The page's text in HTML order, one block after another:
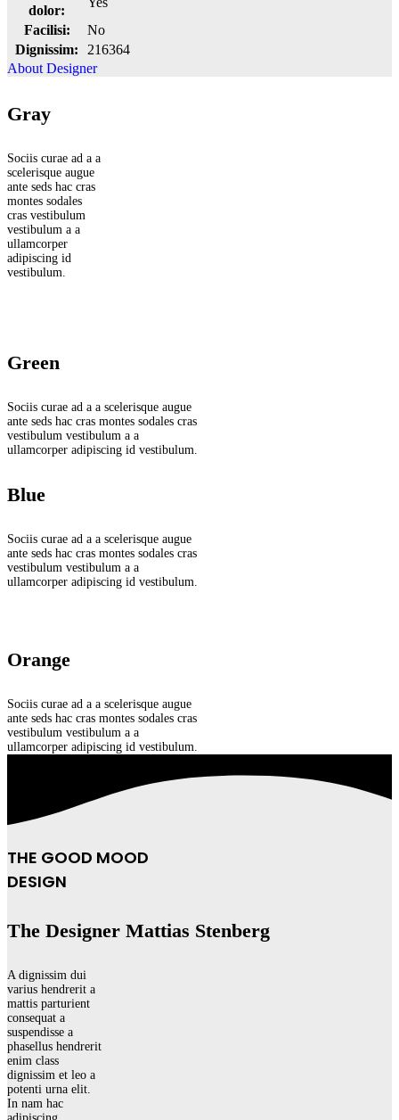
dolor:
Facilisi:
No
Dignissim:
216364
About Designer
Gray
Sociis curae ad a a
scelerisque augue
ante seds hac cras
montes sodales
cras vestibulum
vestibulum a a
ullamcorper
adipiscing id
vestibulum.
Green
Sociis curae ad a a scelerisque augue
ante seds hac cras montes sodales cras
vestibulum vestibulum a a
ullamcorper adipiscing id vestibulum.
Blue
Sociis curae ad a a scelerisque augue
ante seds hac cras montes sodales cras
vestibulum vestibulum a a
ullamcorper adipiscing id vestibulum.
Orange
Sociis curae ad a a scelerisque augue
ante seds hac cras montes sodales cras
vestibulum vestibulum a a
ullamcorper adipiscing id vestibulum.
THE GOOD MOOD
DESIGN
The Designer Mattias Stenberg
A dignissim dui
varius hendrerit a
mattis parturient
consequat a
suspendisse a
phasellus hendrerit
enim class
dignissim et leo a
potenti urna elit.
In nam hac